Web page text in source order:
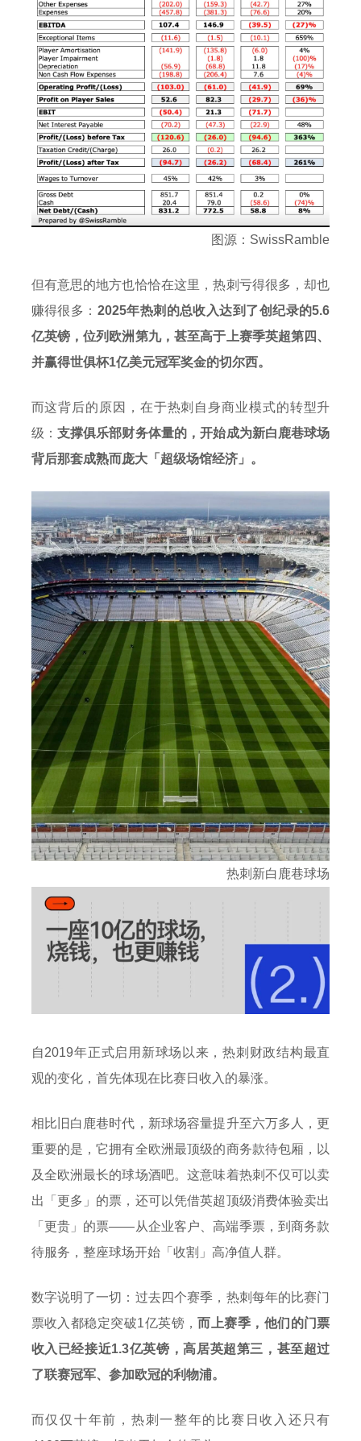
图源：SwissRamble
但有意思的地方也恰恰在这里，热刺亏得很多，却也
赚得很多： 2025年热刺的总收入达到了创纪录的5.6
亿英镑，位列欧洲第九，甚至高于上赛季英超第四、
并赢得世俱杯1亿美元冠军奖金的切尔西。
而这背后的原因，在于热刺自身商业模式的转型升
级： 支撑俱乐部财务体量的，开始成为新白鹿巷球场
背后那套成熟而庞大「超级场馆经济」。
热刺新白鹿巷球场
自2019年正式启用新球场以来，热刺财政结构最直
观的变化，首先体现在比赛日收入的暴涨。
相比旧白鹿巷时代，新球场容量提升至六万多人，更
重要的是，它拥有全欧洲最顶级的商务款待包厢，以
及全欧洲最长的球场酒吧。这意味着热刺不仅可以卖
出「更多」的票，还可以凭借英超顶级消费体验卖出
「更贵」的票——从企业客户、高端季票，到商务款
待服务，整座球场开始「收割」高净值人群。
数字说明了一切：过去四个赛季，热刺每年的比赛门
票收入都稳定突破1亿英镑，而上赛季，他们的门票
收入已经接近1.3亿英镑，高居英超第三，甚至超过
了联赛冠军、参加欧冠的利物浦。
而仅仅十年前，热刺一整年的比赛日收入还只有